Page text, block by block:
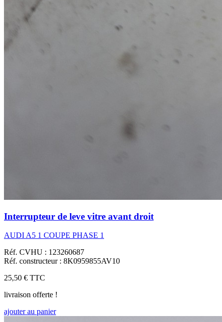
Interrupteur de leve vitre avant droit
AUDI A5 1 COUPE PHASE 1
Réf. CVHU : 123260687
Réf. constructeur : 8K0959855AV10
25,50 € TTC
livraison offerte !
ajouter au panier